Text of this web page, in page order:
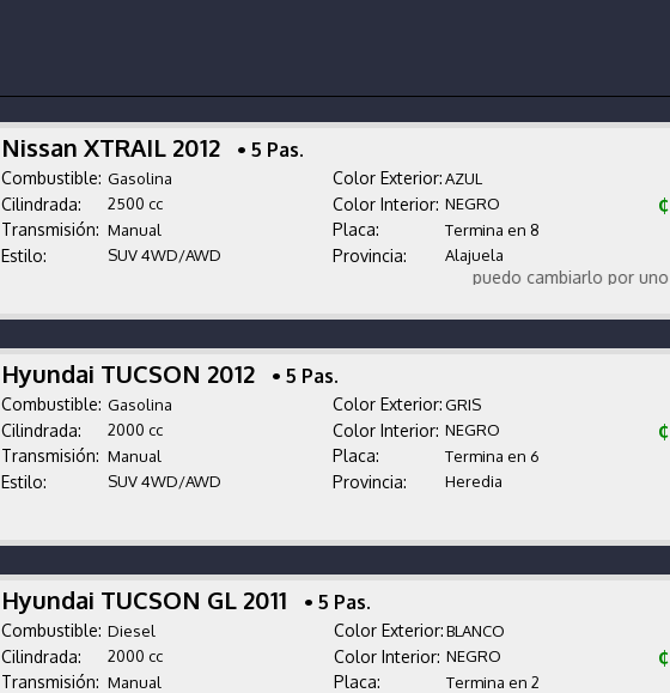
Nissan XTRAIL 2012 • 5 Pas.
Combustible: Gasolina Color Exterior:AZUL
Cilindrada: 2500 cc Color Interior: NEGRO
Transmisión: Manual Placa: Termina en 8
Estilo: SUV 4WD/AWD Provincia: Alajuela
puedo cambiarlo por uno más
Hyundai TUCSON 2012 • 5 Pas.
Combustible: Gasolina Color Exterior:GRIS
Cilindrada: 2000 cc Color Interior: NEGRO
Transmisión: Manual Placa: Termina en 6
Estilo: SUV 4WD/AWD Provincia: Heredia
Hyundai TUCSON GL 2011 • 5 Pas.
Combustible: Diesel Color Exterior:BLANCO
Cilindrada: 2000 cc Color Interior: NEGRO
Transmisión: Manual Placa: Termina en 2